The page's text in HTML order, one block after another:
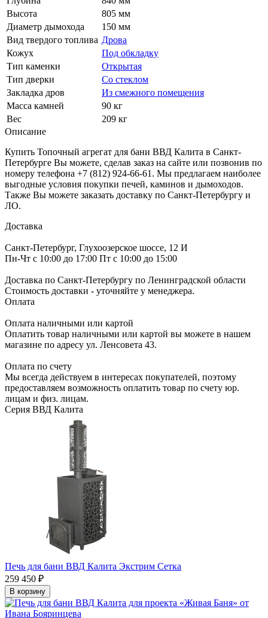
Высота
805 мм
Диаметр дымохода
150 мм
Вид твердого топлива Дрова
Кожух
Под обкладку
Тип каменки
Открытая
Тип дверки
Со стеклом
Закладка дров
Из смежного помещения
Масса камней
90 кг
Вес
209 кг
Описание
Купить Топочный агрегат для бани ВВД Калита в Санкт-
Петербурге Вы можете, сделав заказ на сайте или позвонив по
номеру телефона +7 (812) 924-66-61. Мы предлагаем наиболее
выгодные условия покупки печей, каминов и дымоходов.
Также Вы можете заказать доставку по Санкт-Петербургу и
ЛО.
Доставка
Санкт-Петербург, Глухоозерское шоссе, 12 И
Пн-Чт с 10:00 до 17:00 Пт с 10:00 до 15:00
Доставка по Санкт-Петербургу по Ленинградской области
Стоимость доставки - уточняйте у менеджера.
Оплата
Оплата наличными или картой
Оплатить товар наличными или картой вы можете в нашем
магазине по адресу ул. Ленсовета 43.
Оплата по счету
Мы всегда действуем в интересах покупателей, поэтому
предоставляем возможность оплатить товар по счету юр.
лицам и физ. лицам.
Серия ВВД Калита
Печь для бани ВВД Калита Экстрим Сетка
259 450 ₽
В корзину